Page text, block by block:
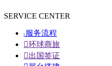
SERVICE CENTER
 服务流程
环球商旅
出国签证